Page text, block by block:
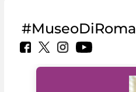
#MuseoDiRoma